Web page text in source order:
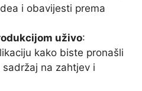
i obavijesti prema
uživo:
kako biste pronašli
na zahtjev i